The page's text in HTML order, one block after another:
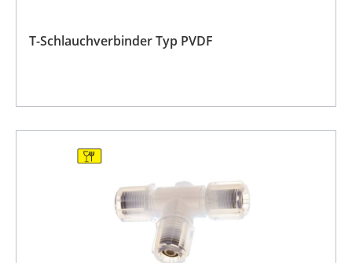
T-Schlauchverbinder Typ PVDF